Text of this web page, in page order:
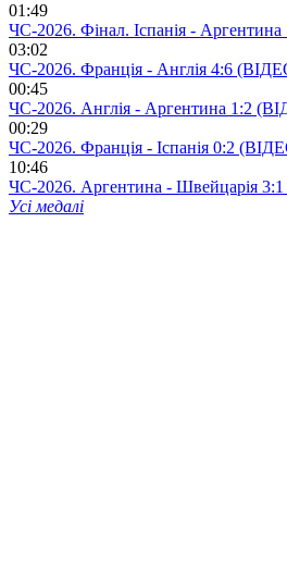
01:49
ЧС-2026. Фінал. Іспанія -
03:02
ЧС-2026. Франція - Англія 4:6
00:45
ЧС-2026. Англія - Аргентина 1:2
00:29
ЧС-2026. Франція - Іспанія 0:2
10:46
ЧС-2026. Аргентина - Швейцарія
Усі медалі